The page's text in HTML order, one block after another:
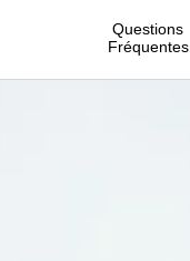
Questions
Fréquentes